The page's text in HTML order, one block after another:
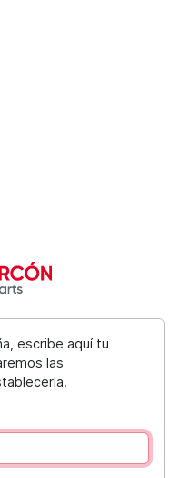
escribe aquí tu
las